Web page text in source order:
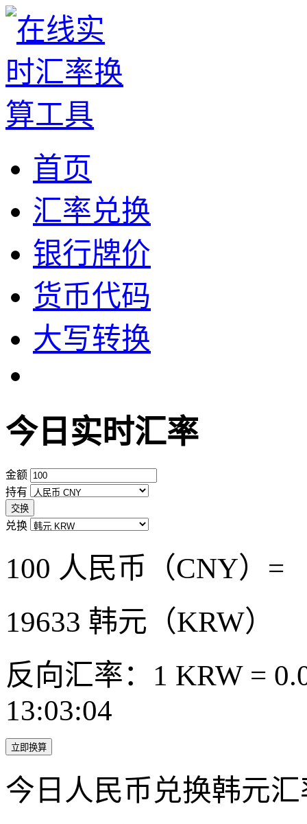
首页
汇率兑换
银行牌价
货币代码
大写转换
今日实时汇率
金额
持有
交换
兑换
100 人民币（CNY）=
19633 韩元（KRW）
反向汇率：1 KRW =
13:03:04
立即换算
今日人民币兑换韩元